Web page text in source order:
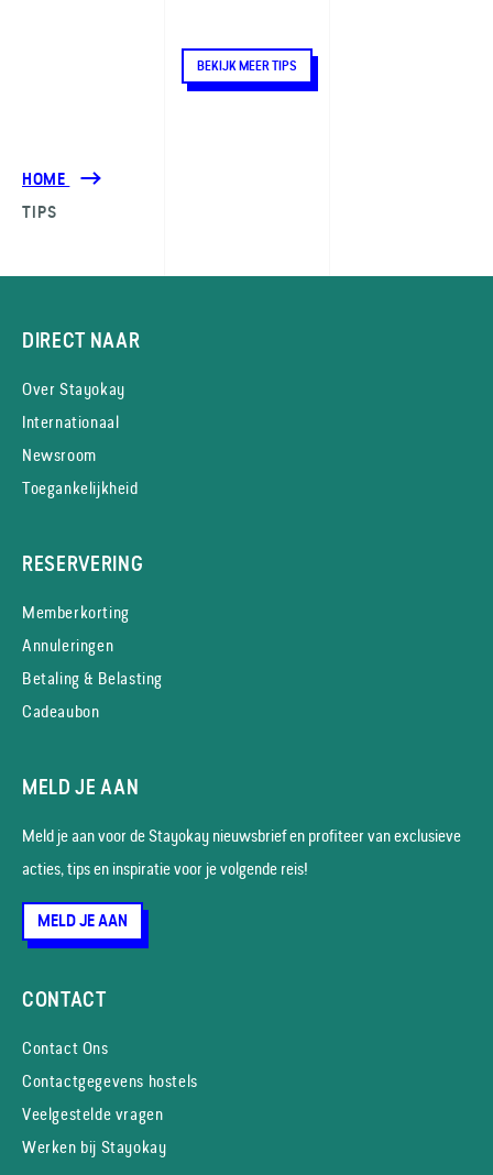
BEKIJK MEER TIPS
HOME
TIPS
DIRECT NAAR
Over Stayokay
Internationaal
Newsroom
Toegankelijkheid
RESERVERING
Memberkorting
Annuleringen
Betaling & Belasting
Cadeaubon
MELD JE AAN
Meld je aan voor de Stayokay nieuws­brief en profiteer van exclusieve
acties, tips en inspiratie voor je volgende reis!
MELD JE AAN
CONTACT
Contact Ons
Contactgegevens hostels
Veelgestelde vragen
Werken bij Stayokay